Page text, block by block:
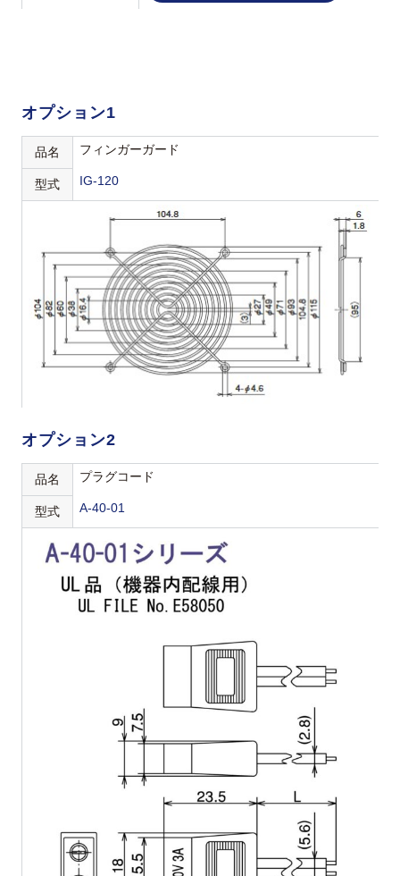
オプション1
品名 フィンガーガード
型式 IG-120
オプション2
品名 プラグコード
型式 A-40-01